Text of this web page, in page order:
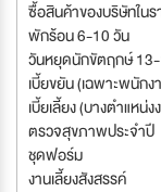
ซื้อสินค้าของบริษัทใน
พักร้อน 6-10 วัน
วันหยุดนักขัตฤกษ์
เบี้ยขยัน (เฉพาะพนัก
เบี้ยเลี้ยง (บางตำแหน่ง
ตรวจสุขภาพประจำปี
ชุดฟอร์ม
งานเลี้ยงสังสรรค์